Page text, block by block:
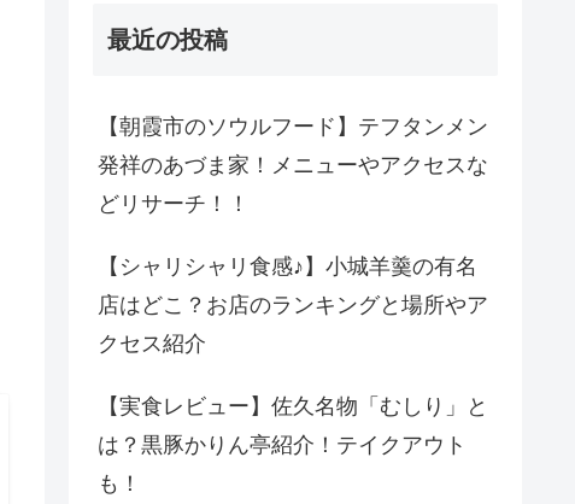
最近の投稿
【朝霞市のソウルフード】テフタンメン
発祥のあづま家！メニューやアクセスな
どリサーチ！！
【シャリシャリ食感♪】小城羊羹の有名
店はどこ？お店のランキングと場所やア
クセス紹介
【実食レビュー】佐久名物「むしり」と
は？黒豚かりん亭紹介！テイクアウト
も！